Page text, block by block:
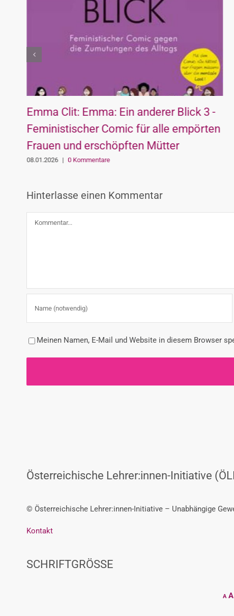
Emma Clit: Emma: Ein anderer Blick 3 ­-
Feministischer Comic für alle empörten
Frauen und erschöpften Mütter
08.01.2026 | 0 Kommentare
Hinterlasse einen Kommentar
Kommentar
Meinen Namen, E-Mail und Website in diesem Browser
Österreichische Lehrer:innen-Initiative
© Österreichische Lehrer:innen-Initiative – Unabhängige
Kontakt
SCHRIFTGRÖSSE
A A